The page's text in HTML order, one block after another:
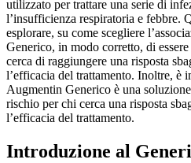
utilizzato per trattare una serie di
l’insufficienza respiratoria e febbre.
esplorare, su come scegliere
Generico, in modo corretto, di
cerca di raggiungere una risposta
l’efficacia del trattamento. Inoltre, è
Augmentin Generico è una
rischio per chi cerca una risposta
l’efficacia del trattamento.
Introduzione al